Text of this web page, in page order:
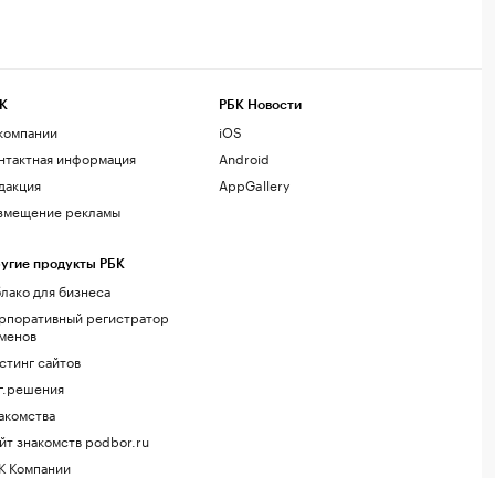
информация
рекламы
продукты РБК
для бизнеса
регистратор
сайтов
знакомств podbor.ru
Компании
РБК Новости
iOS
Android
AppGallery